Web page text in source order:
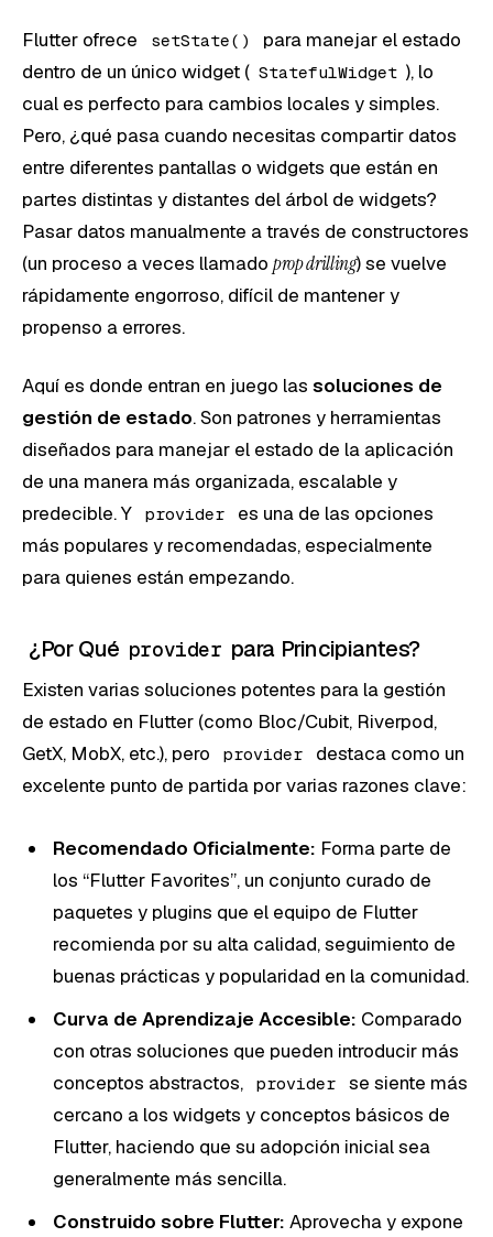
Flutter ofrece setState()
para manejar el estado
dentro de un único widget ( StatefulWidget ), lo
cual es perfecto para cambios locales y simples.
Pero, ¿qué pasa cuando necesitas compartir datos
entre diferentes pantallas o widgets que están en
partes distintas y distantes del árbol de widgets?
Pasar datos manualmente a través de constructores
(un proceso a veces llamado prop drilling) se vuelve
rápidamente engorroso, difícil de mantener y
propenso a errores.
Aquí es donde entran en juego las soluciones de
gestión de estado. Son patrones y herramientas
diseñados para manejar el estado de la aplicación
de una manera más organizada, escalable y
predecible. Y
provider
es una de las opciones
más populares y recomendadas, especialmente
para quienes están empezando.
¿Por Qué provider para Principiantes?
Existen varias soluciones potentes para la gestión
de estado en Flutter (como Bloc/Cubit, Riverpod,
GetX, MobX, etc.), pero
provider
destaca como un
excelente punto de partida por varias razones clave:
Recomendado Oficialmente: Forma parte de
los “Flutter Favorites”, un conjunto curado de
paquetes y plugins que el equipo de Flutter
recomienda por su alta calidad, seguimiento de
buenas prácticas y popularidad en la comunidad.
Curva de Aprendizaje Accesible: Comparado
con otras soluciones que pueden introducir más
conceptos abstractos,
provider
se siente más
cercano a los widgets y conceptos básicos de
Flutter, haciendo que su adopción inicial sea
generalmente más sencilla.
Construido sobre Flutter: Aprovecha y expone